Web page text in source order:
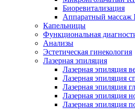
Биоревитализация
Аппаратный массаж
Капельницы
Функциональная
Анализы
Эстетическая гинекология
Лазерная эпиляция
Лазерная эпиляция
Лазерная эпиляция
Лазерная эпиляция
Лазерная эпиляция
Лазерная эпиляция